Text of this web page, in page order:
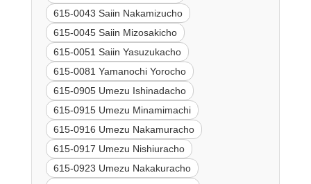
615-0043 Saiin Nakamizucho
615-0045 Saiin Mizosakicho
615-0051 Saiin Yasuzukacho
615-0081 Yamanochi Yorocho
615-0905 Umezu Ishinadacho
615-0915 Umezu Minamimachi
615-0916 Umezu Nakamuracho
615-0917 Umezu Nishiuracho
615-0923 Umezu Nakakuracho